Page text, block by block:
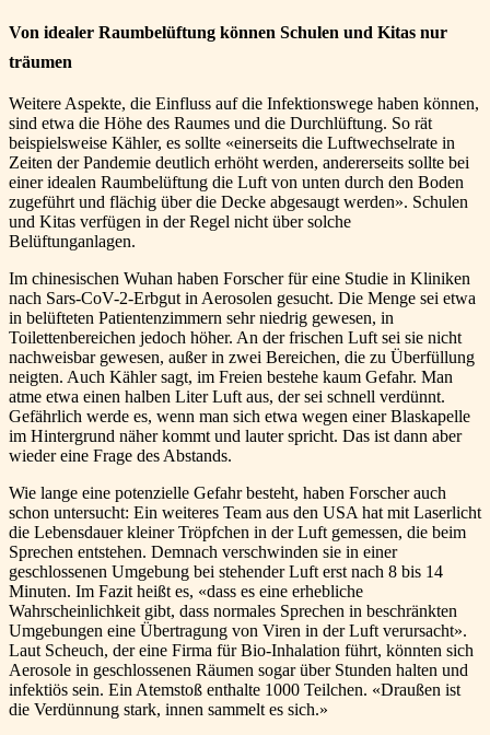
Von idealer Raumbelüftung können Schulen und Kitas nur
träumen
Weitere Aspekte, die Einfluss auf die Infektionswege haben können,
sind etwa die Höhe des Raumes und die Durchlüftung. So rät
beispielsweise Kähler, es sollte «einerseits die Luftwechselrate in
Zeiten der Pandemie deutlich erhöht werden, andererseits sollte bei
einer idealen Raumbelüftung die Luft von unten durch den Boden
zugeführt und flächig über die Decke abgesaugt werden». Schulen
und Kitas verfügen in der Regel nicht über solche
Belüftunganlagen.
Im chinesischen Wuhan haben Forscher für eine Studie in Kliniken
nach Sars-CoV-2-Erbgut in Aerosolen gesucht. Die Menge sei etwa
in belüfteten Patientenzimmern sehr niedrig gewesen, in
Toilettenbereichen jedoch höher. An der frischen Luft sei sie nicht
nachweisbar gewesen, außer in zwei Bereichen, die zu Überfüllung
neigten. Auch Kähler sagt, im Freien bestehe kaum Gefahr. Man
atme etwa einen halben Liter Luft aus, der sei schnell verdünnt.
Gefährlich werde es, wenn man sich etwa wegen einer Blaskapelle
im Hintergrund näher kommt und lauter spricht. Das ist dann aber
wieder eine Frage des Abstands.
Wie lange eine potenzielle Gefahr besteht, haben Forscher auch
schon untersucht: Ein weiteres Team aus den USA hat mit Laserlicht
die Lebensdauer kleiner Tröpfchen in der Luft gemessen, die beim
Sprechen entstehen. Demnach verschwinden sie in einer
geschlossenen Umgebung bei stehender Luft erst nach 8 bis 14
Minuten. Im Fazit heißt es, «dass es eine erhebliche
Wahrscheinlichkeit gibt, dass normales Sprechen in beschränkten
Umgebungen eine Übertragung von Viren in der Luft verursacht».
Laut Scheuch, der eine Firma für Bio-Inhalation führt, könnten sich
Aerosole in geschlossenen Räumen sogar über Stunden halten und
infektiös sein. Ein Atemstoß enthalte 1000 Teilchen. «Draußen ist
die Verdünnung stark, innen sammelt es sich.»